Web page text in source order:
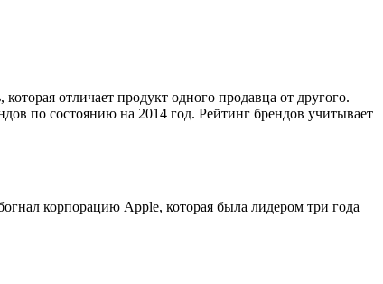
отличает продукт одного продавца от другого.
по состоянию на 2014 год. Рейтинг брендов учитывает
корпорацию Apple, которая была лидером три года